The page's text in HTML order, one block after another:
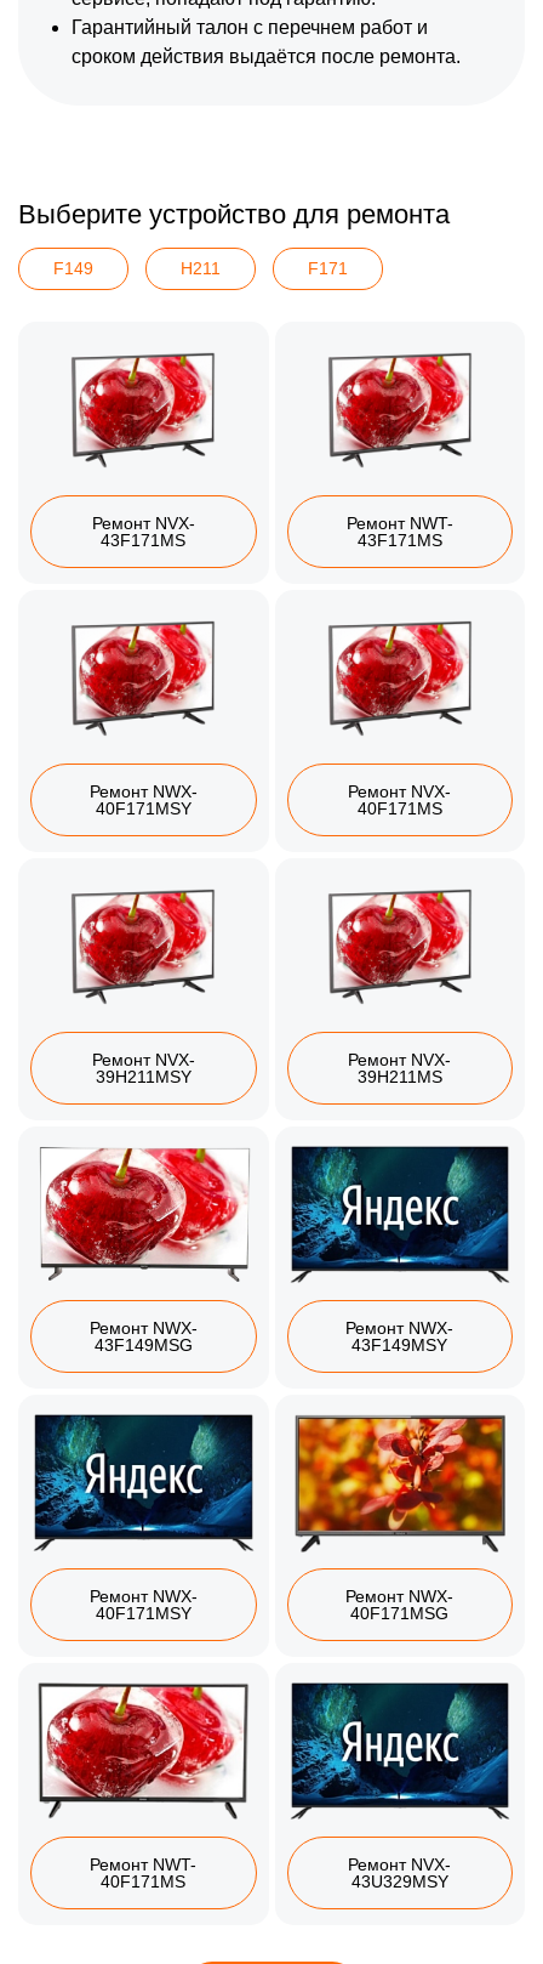
Гарантийный талон с перечнем работ и
сроком действия выдаётся после ремонта.
Выберите устройство для ремонта
F149 H211 F171
Ремонт NVX-
43F171MS
Ремонт NWT-
43F171MS
Ремонт NWX-
40F171MSY
Ремонт NVX-
40F171MS
Ремонт NVX-
39H211MSY
Ремонт NVX-
39H211MS
Ремонт NWX-
43F149MSG
Ремонт NWX-
43F149MSY
Ремонт NWX-
40F171MSY
Ремонт NWX-
40F171MSG
Ремонт NWT-
40F171MS
Ремонт NVX-
43U329MSY